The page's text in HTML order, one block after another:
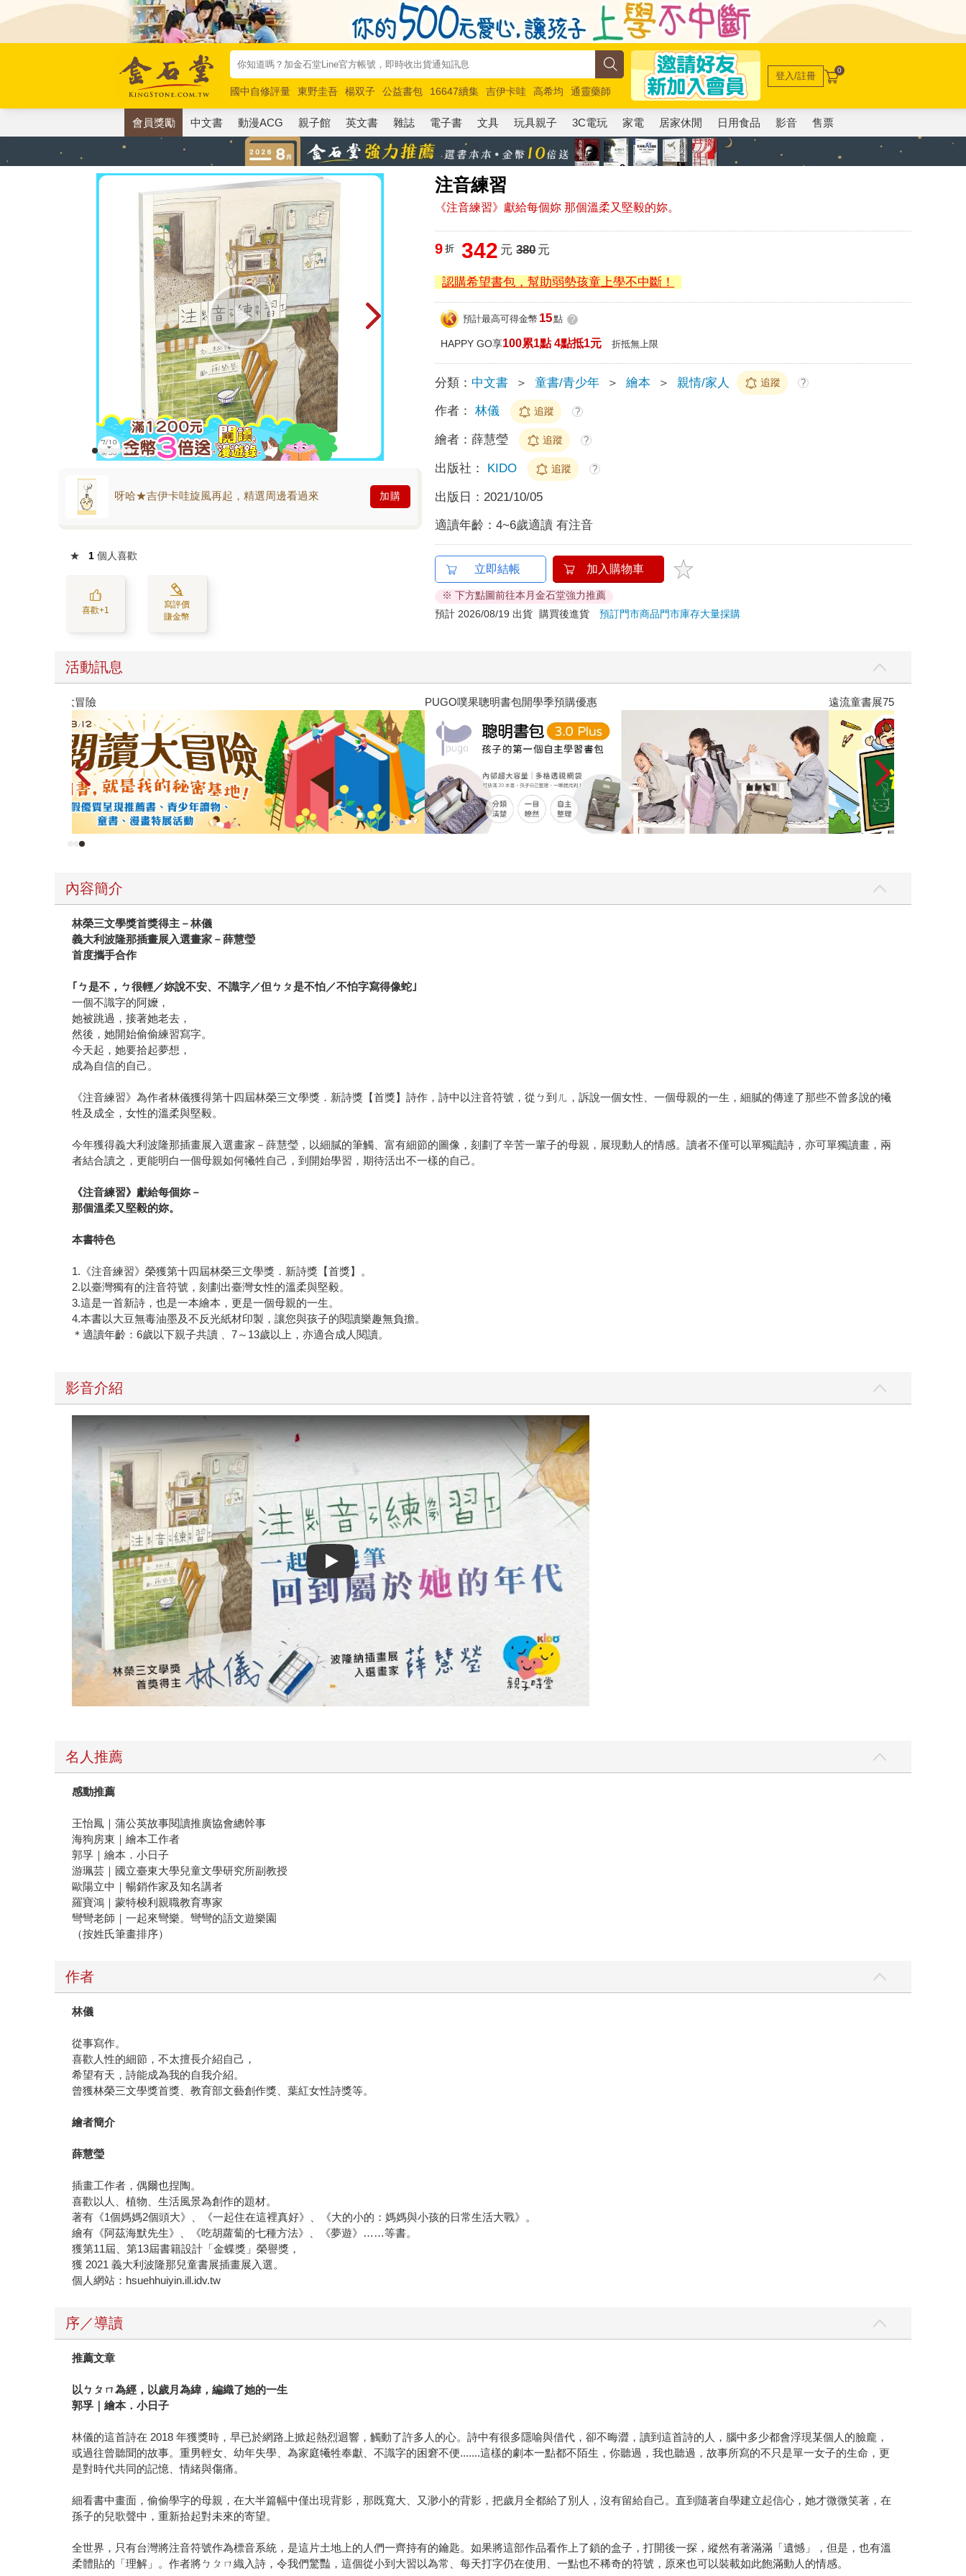
國中自修評量 東野圭吾 楊双子 公益書包 16647續集 吉伊卡哇 高希均
通靈藥師
唯紅花綻放
奧德賽 路邊攤新作 馬斯克 玩具總動員5 超慢跑
登入/註冊 0
會員獎勵 中文書 動漫ACG 親子館 英文書 雜誌 電子書 文具 玩具親子 3C電玩 家電 居家休閒 日用食品 影音 售票
注音練習
《注音練習》獻給每個妳 那個溫柔又堅毅的妳。
呀哈★吉伊卡哇旋風再起，精選周邊看過來 加購
★ 1 個人喜歡
喜歡+1
寫評價
賺金幣
9 折 342 元 380元
認購希望書包，幫助弱勢孩童上學不中斷！
預計最高可得金幣 15點 ?
HAPPY GO享100累1點 4點抵1元 折抵無上限
分類： 中文書 ＞ 童書/青少年 ＞ 繪本 ＞ 親情/家人 追蹤 ?
作者： 林儀 追蹤 ?
繪者：薛慧瑩 追蹤 ?
出版社： KIDO 追蹤 ?
出版日： 2021/10/05
適讀年齡：4~6歲適讀 有注音
立即結帳 加入購物車
※ 下方點圖前往本月金石堂強力推薦
預計 2026/08/19 出貨
購買後進貨預訂門市商品門市庫存大量採購
活動訊息
遠流童書展75折起 三采童書滿額送防水袋
內容簡介
林榮三文學獎首獎得主－林儀
義大利波隆那插畫展入選畫家－薛慧瑩
首度攜手合作
｢ㄅ是不，ㄅ很輕／妳說不安、不識字／但ㄅㄆ是不怕／不怕字寫得像蛇｣
一個不識字的阿嬤，
她被跳過，接著她老去，
然後，她開始偷偷練習寫字。
今天起，她要拾起夢想，
成為自信的自己。
《注音練習》為作者林儀獲得第十四屆林榮三文學獎．新詩獎【首獎】詩作，詩中以注音符號，從ㄅ到ㄦ，訴說一個女性、一個母親的一生，細膩的傳達了那些不曾多說的犧
牲及成全，女性的溫柔與堅毅。
今年獲得義大利波隆那插畫展入選畫家－薛慧瑩，以細膩的筆觸、富有細節的圖像，刻劃了辛苦一輩子的母親，展現動人的情感。讀者不僅可以單獨讀詩，亦可單獨讀畫，兩
者結合讀之，更能明白一個母親如何犧牲自己，到開始學習，期待活出不一樣的自己。
《注音練習》獻給每個妳－
那個溫柔又堅毅的妳。
本書特色
1.《注音練習》榮獲第十四屆林榮三文學獎．新詩獎【首獎】。
2.以臺灣獨有的注音符號，刻劃出臺灣女性的溫柔與堅毅。
3.這是一首新詩，也是一本繪本，更是一個母親的一生。
4.本書以大豆無毒油墨及不反光紙材印製，讓您與孩子的閱讀樂趣無負擔。
＊適讀年齡：6歲以下親子共讀 、7～13歲以上，亦適合成人閱讀。
影音介紹
Play video
名人推薦
感動推薦
王怡鳳｜蒲公英故事閱讀推廣協會總幹事
海狗房東｜繪本工作者
郭孚｜繪本．小日子
游珮芸｜國立臺東大學兒童文學研究所副教授
歐陽立中｜暢銷作家及知名講者
羅寶鴻｜蒙特梭利親職教育專家
彎彎老師｜一起來彎樂。彎彎的語文遊樂園
（按姓氏筆畫排序）
作者
林儀
從事寫作。
喜歡人性的細節，不太擅長介紹自己，
希望有天，詩能成為我的自我介紹。
曾獲林榮三文學獎首獎、教育部文藝創作獎、葉紅女性詩獎等。
繪者簡介
薛慧瑩
插畫工作者，偶爾也捏陶。
喜歡以人、植物、生活風景為創作的題材。
著有《1個媽媽2個頭大》、《一起住在這裡真好》、《大的小的：媽媽與小孩的日常生活大戰》。
繪有《阿茲海默先生》、《吃胡蘿蔔的七種方法》、《夢遊》……等書。
獲第11屆、第13屆書籍設計「金蝶獎」榮譽獎，
獲 2021 義大利波隆那兒童書展插畫展入選。
個人網站：hsuehhuiyin.ill.idv.tw
序／導讀
推薦文章
以ㄅㄆㄇ為經，以歲月為緯，編織了她的一生
郭孚｜繪本．小日子
林儀的這首詩在 2018 年獲獎時，早已於網路上掀起熱烈迴響，觸動了許多人的心。詩中有很多隱喻與借代，卻不晦澀，讀到這首詩的人，腦中多少都會浮現某個人的臉龐，
或過往曾聽聞的故事。重男輕女、幼年失學、為家庭犧牲奉獻、不識字的困窘不便.......這樣的劇本一點都不陌生，你聽過，我也聽過，故事所寫的不只是單一女子的生命，更
是對時代共同的記憶、情緒與傷痛。
細看書中畫面，偷偷學字的母親，在大半篇幅中僅出現背影，那既寬大、又渺小的背影，把歲月全都給了別人，沒有留給自己。直到隨著自學建立起信心，她才微微笑著，在
孫子的兒歌聲中，重新拾起對未來的寄望。
全世界，只有台灣將注音符號作為標音系統，是這片土地上的人們一齊持有的鑰匙。如果將這部作品看作上了鎖的盒子，打開後一探，縱然有著滿滿「遺憾」，但是，也有溫
柔體貼的「理解」。作者將ㄅㄆㄇ織入詩，令我們驚豔，這個從小到大習以為常、每天打字仍在使用、一點也不稀奇的符號，原來也可以裝載如此飽滿動人的情感。